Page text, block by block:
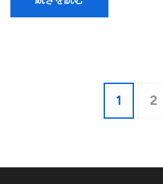
ビ
固
定
ー
1
固
ー
2